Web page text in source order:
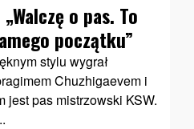
o pas. To
początku”
stylu wygrał
Chuzhigaevem i
jest pas mistrzowski KSW.